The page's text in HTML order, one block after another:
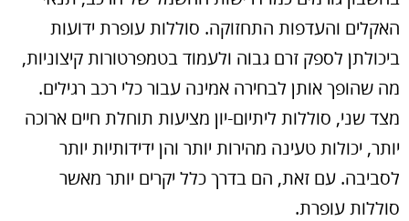
האקלים והעדפות התחזוקה. סוללות עופרת ידועות
ביכולתן לספק זרם גבוה ולעמוד בטמפרטורות קיצוניות,
מה שהופך אותן לבחירה אמינה עבור כלי רכב רגילים.
מצד שני, סוללות ליתיום-יון מציעות תוחלת חיים ארוכה
יותר, יכולות טעינה מהירות יותר והן ידידותיות יותר
לסביבה. עם זאת, הם בדרך כלל יקרים יותר מאשר
סוללות עופרת.